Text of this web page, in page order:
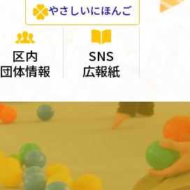
やさしいにほんご
区内
団体情報
SNS
広報紙